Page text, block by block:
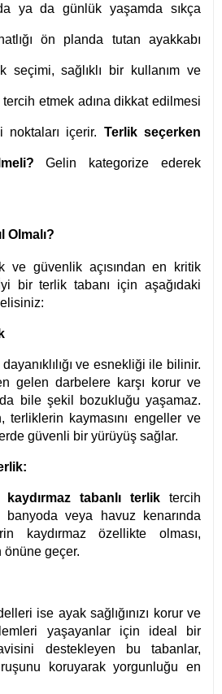
ya da günlük yaşamda sıkça
ön planda tutan ayakkabı
seçimi, sağlıklı bir kullanım ve
etmek adına dikkat edilmesi
noktaları içerir. Terlik seçerken
Gelin kategorize ederek
Olmalı?
ve güvenlik açısından en kritik
bir terlik tabanı için aşağıdaki
dayanıklılığı ve esnekliği ile bilinir.
gelen darbelere karşı korur ve
bile şekil bozukluğu yaşamaz.
terliklerin kaymasını engeller ve
güvenli bir yürüyüş sağlar.
kaydırmaz tabanlı terlik tercih
veya havuz kenarında
kaydırmaz özellikte olması,
önüne geçer.
ise ayak sağlığınızı korur ve
yaşayanlar için ideal bir
destekleyen bu tabanlar,
koruyarak yorgunluğu en